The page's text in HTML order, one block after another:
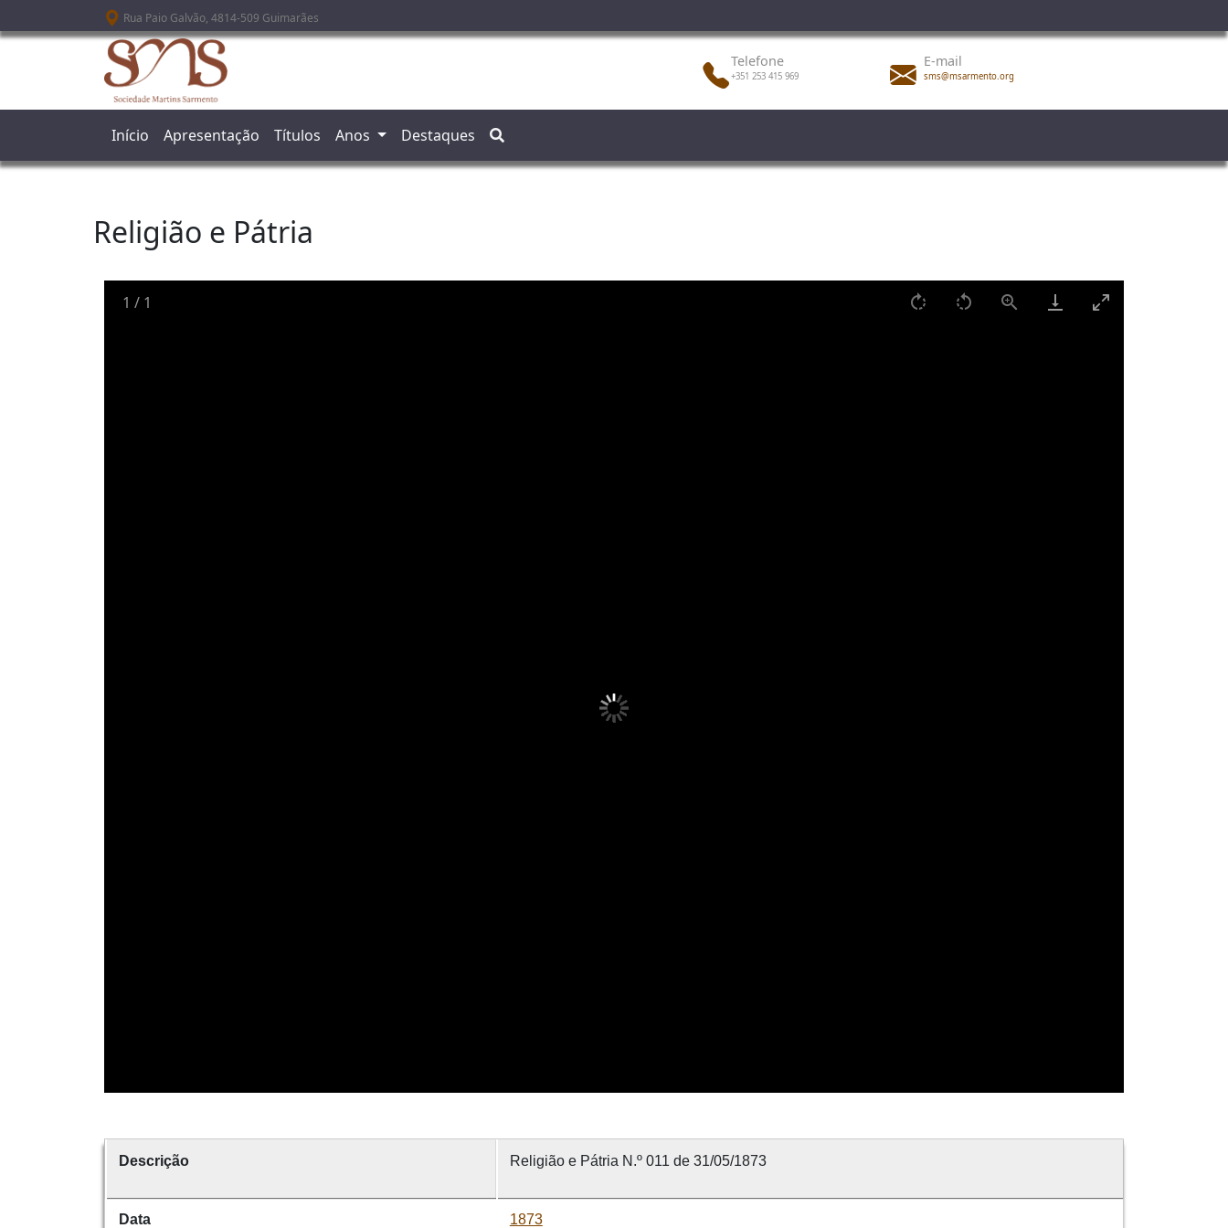
Passar para o conteúdo principal
Rua Paio Galvão, 4814-509 Guimarães
Telefone
+351 253 415 969
E-mail
sms@msarmento.org
Início Apresentação Títulos Anos Destaques
Religião e Pátria
1 / 1
Descrição Religião e Pátria N.º 011 de 31/05/1873
Data 1873